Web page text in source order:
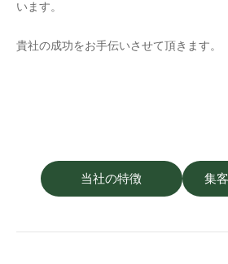
います。
貴社の成功をお手伝いさせて頂きます。
当社の特徴 集